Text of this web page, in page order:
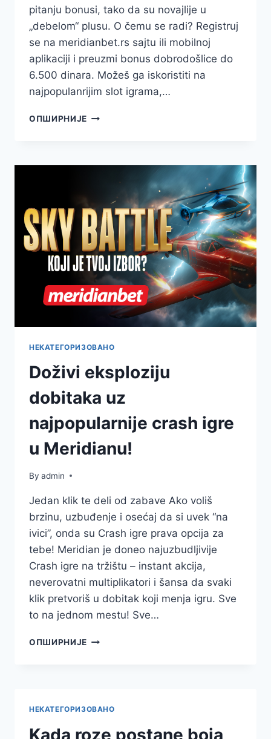
pitanju bonusi, tako da su novajlije u
„debelom“ plusu. O čemu se radi? Registruj
se na meridianbet.rs sajtu ili mobilnoj
aplikaciji i preuzmi bonus dobrodošlice do
6.500 dinara. Možeš ga iskoristiti na
najpopulanrijim slot igrama,…
ОПШИРНИЈЕ JOŠ
SE
6.500
DINARA
ČEKA
SVAKOG
NOVOG
KORISNIKA!
НЕКАТЕГОРИЗОВАНО
Doživi eksploziju
dobitaka uz
najpopularnije crash igre
u Meridianu!
By admin
Jedan klik te deli od zabave Ako voliš
brzinu, uzbuđenje i osećaj da si uvek “na
ivici”, onda su Crash igre prava opcija za
tebe! Meridian je doneo najuzbudljivije
Crash igre na tržištu – instant akcija,
neverovatni multiplikatori i šansa da svaki
klik pretvoriš u dobitak koji menja igru. Sve
to na jednom mestu! Sve…
ОПШИРНИЈЕ DOŽIVI
НЕКАТЕГОРИЗОВАНО
Kada roze postane boja